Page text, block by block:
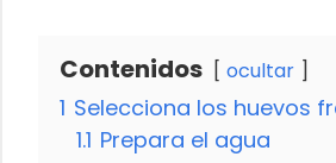
Contenidos ocultar
1 Selecciona los huevos
1.1 Prepara el agua